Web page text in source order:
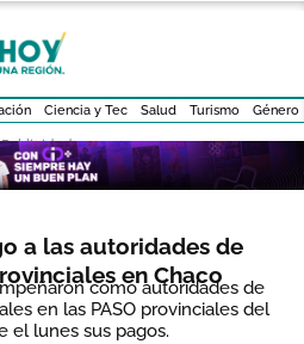
Ciencia y Tec Salud Turismo Género
-
a las autoridades de
en Chaco
como autoridades de
en las PASO provinciales del
el lunes sus pagos.